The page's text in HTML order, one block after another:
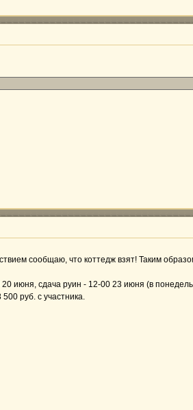
сообщаю, что коттедж взят! Таким
июня, сдача руин - 12-00 23 июня (в
руб. с участника.